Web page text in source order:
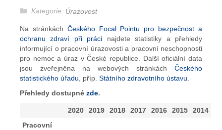
Kategorie: Úrazovost
Na stránkách Českého Focal Pointu pro bezpečnost a
ochranu zdraví při práci najdete statistiky a přehledy
informující o pracovní úrazovosti a pracovní neschopnosti
pro nemoc a úraz v České republice. Další oficiální data
jsou zveřejněna na webových stránkách Českého
statistického úřadu , příp. Státního zdravotního ústavu
Přehledy dostupné zde.
2020 2019 2018 2017 2016 2015
2014
Pracovní